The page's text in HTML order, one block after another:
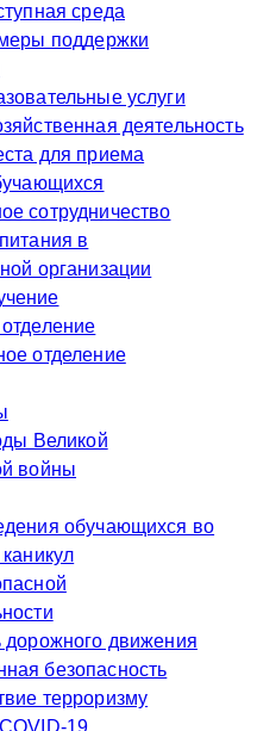
среда
поддержки
услуги
деятельность
для приема
сотрудничество
в
организации
отделение
Великой
войны
обучающихся во
дорожного движения
безопасность
терроризму
19